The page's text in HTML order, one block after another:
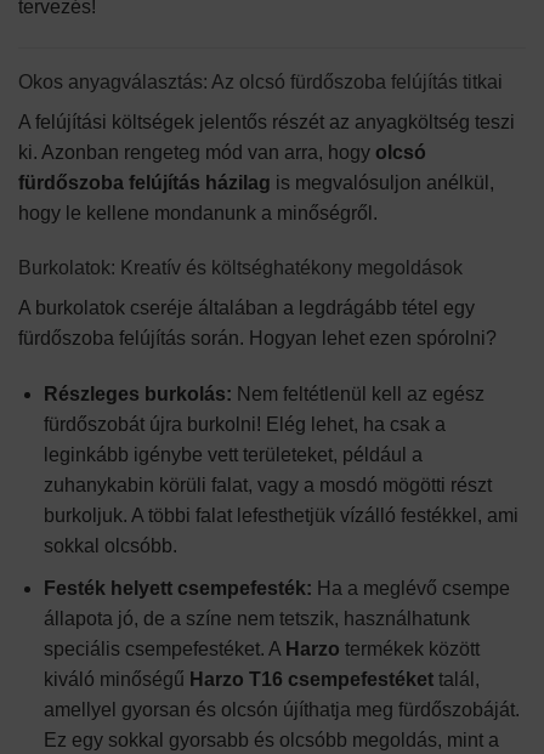
tervezés!
Okos anyagválasztás: Az olcsó fürdőszoba felújítás titkai
A felújítási költségek jelentős részét az anyagköltség teszi
ki. Azonban rengeteg mód van arra, hogy olcsó
fürdőszoba felújítás házilag is megvalósuljon anélkül,
hogy le kellene mondanunk a minőségről.
Burkolatok: Kreatív és költséghatékony megoldások
A burkolatok cseréje általában a legdrágább tétel egy
fürdőszoba felújítás során. Hogyan lehet ezen spórolni?
Részleges burkolás: Nem feltétlenül kell az egész
fürdőszobát újra burkolni! Elég lehet, ha csak a
leginkább igénybe vett területeket, például a
zuhanykabin körüli falat, vagy a mosdó mögötti részt
burkoljuk. A többi falat lefesthetjük vízálló festékkel, ami
sokkal olcsóbb.
Festék helyett csempefesték: Ha a meglévő csempe
állapota jó, de a színe nem tetszik, használhatunk
speciális csempefestéket. A Harzo termékek között
kiváló minőségű Harzo T16 csempefestékettalál,
amellyel gyorsan és olcsón újíthatja meg fürdőszobáját.
Ez egy sokkal gyorsabb és olcsóbb megoldás, mint a